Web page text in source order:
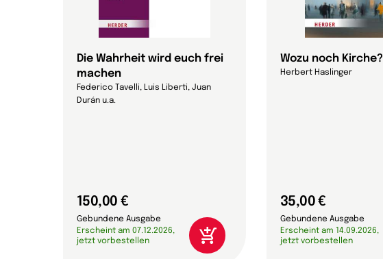
Die Wahrheit wird euch frei
machen
Federico Tavelli, Luis Liberti, Juan
Durán u.a.
150,00 €
Gebundene Ausgabe
Erscheint am 07.12.2026,
jetzt vorbestellen
Wozu noch Kirche?
Herbert Haslinger
35,00 €
Gebundene Ausgabe
Erscheint am 14.09.2026,
jetzt vorbestellen